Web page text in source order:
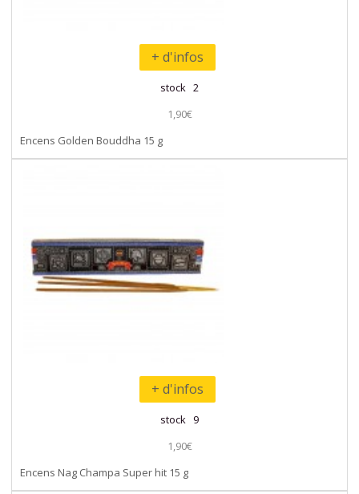
+ d'infos
stock 2
1,90€
Encens Golden Bouddha 15 g
+ d'infos
stock 9
1,90€
Encens Nag Champa Super hit 15 g